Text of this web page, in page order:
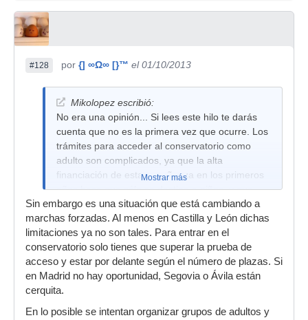
#128 por {] ∞Ω∞ [}™ el 01/10/2013
Mikolopez escribió:
No era una opinión... Si lees este hilo te darás
cuenta que no es la primera vez que ocurre. Los
trámites para acceder al conservatorio como
adulto son complicados, ya que la alta
financiación de esta enseñanza en los primeros
años hace que sólo se destine a niños, y que
trate de acompasarse con los estudios de
primaria. Si echas un vistazo a los libros actuales
del conservatorio elemental vas a ver muchos
dibujitos...
Mostrar más
Sin embargo es una situación que está cambiando a
marchas forzadas. Al menos en Castilla y León dichas
limitaciones ya no son tales. Para entrar en el
conservatorio solo tienes que superar la prueba de
acceso y estar por delante según el número de plazas. Si
en Madrid no hay oportunidad, Segovia o Ávila están
cerquita.
En lo posible se intentan organizar grupos de adultos y